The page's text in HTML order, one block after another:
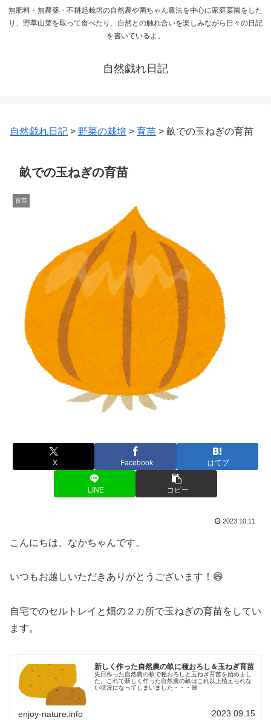
無肥料・無農薬・不耕起栽培の自然農や菌ちゃん農法を中心に家庭菜園をした
り、野草山菜を取って食べたり、自然との触れ合いを楽しみながら日々の日記
を書いているよ。
自然戯れ日記
自然戯れ日記 > 野菜の栽培 > 育苗 > 畝での玉ねぎの育苗
畝での玉ねぎの育苗
育苗
X Facebook はてブ
LINE コピー
2023.10.11
こんにちは、なかちゃんです。
いつもお越しいただきありがとうございます！😄
自宅でのセルトレイと畑の２カ所で玉ねぎの育苗をしてい
ます。
新しく作った自然農の畝に種おろし＆玉ねぎ育苗
先日作った自然農の畝で種おろしと玉ねぎ育苗を始めまし
た。これで新しく作った自然農の畝はこれ以上植えられな
い状況になってしまいました・・・😅
enjoy-nature.info 2023.09.15